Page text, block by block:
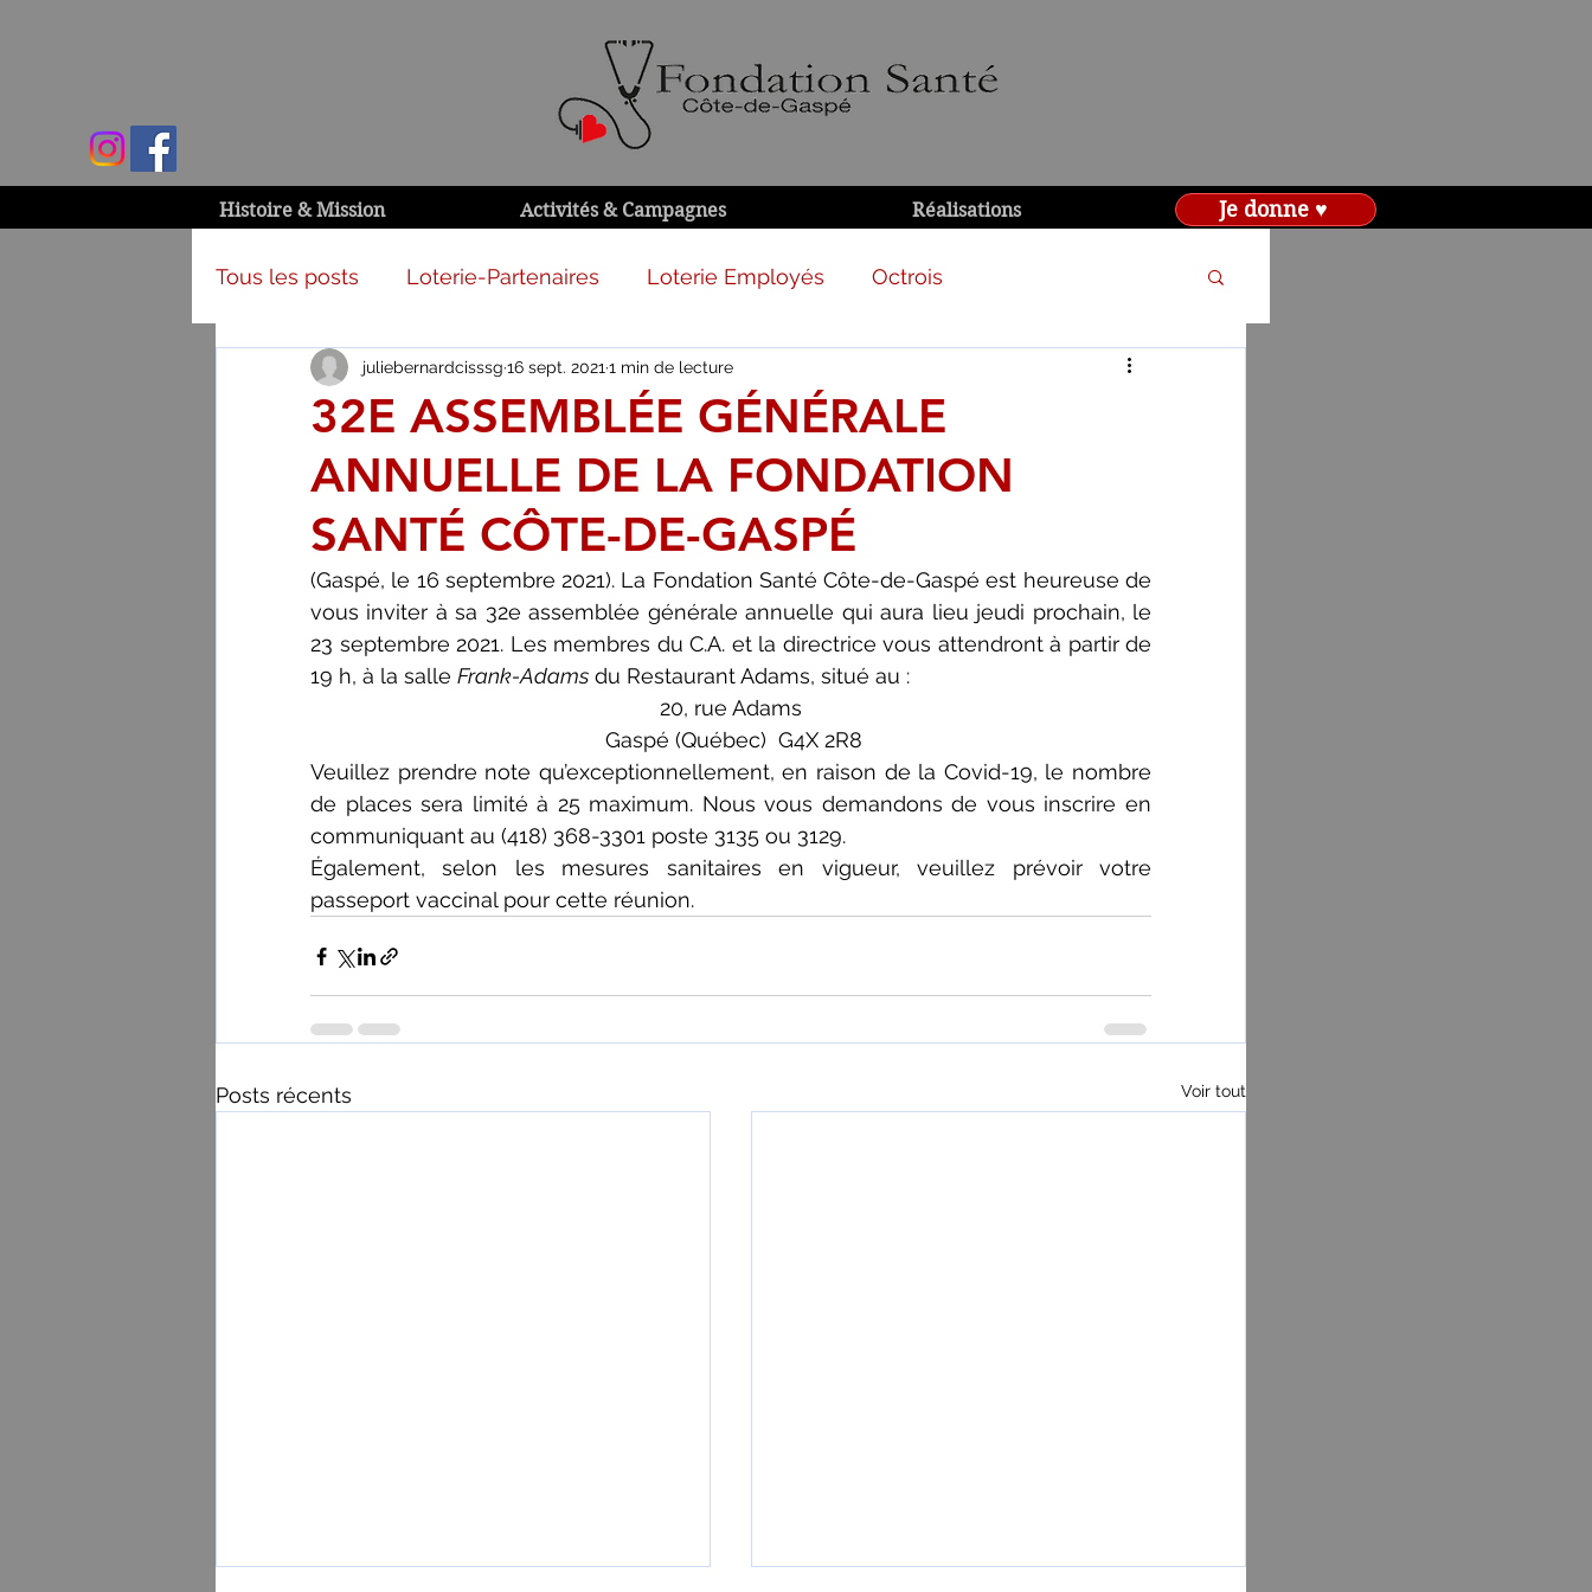
Histoire & Mission Activités & Campagnes Réalisations Je donne ♥
Tous les posts Loterie-Partenaires Loterie Employés Octrois
Activités et campagnes
32E ASSEMBLÉE GÉNÉRALE
ANNUELLE DE LA FONDATION
SANTÉ CÔTE-DE-GASPÉ
juliebernardcisssg 16 sept. 2021 1 min de lecture
(Gaspé, le 16 septembre 2021). La Fondation Santé Côte-de-Gaspé est heureuse de
vous inviter à sa 32e assemblée générale annuelle qui aura lieu jeudi prochain, le
23 septembre 2021. Les membres du C.A. et la directrice vous attendront à partir de
19 h, à la salle Frank-Adams du Restaurant Adams, situé au :
20, rue Adams
Gaspé (Québec)  G4X 2R8
Veuillez prendre note qu’exceptionnellement, en raison de la Covid-19, le nombre
de places sera limité à 25 maximum. Nous vous demandons de vous inscrire en
communiquant au (418) 368-3301 poste 3135 ou 3129.
Également, selon les mesures sanitaires en vigueur, veuillez prévoir votre
passeport vaccinal pour cette réunion.
Posts récents Voir tout